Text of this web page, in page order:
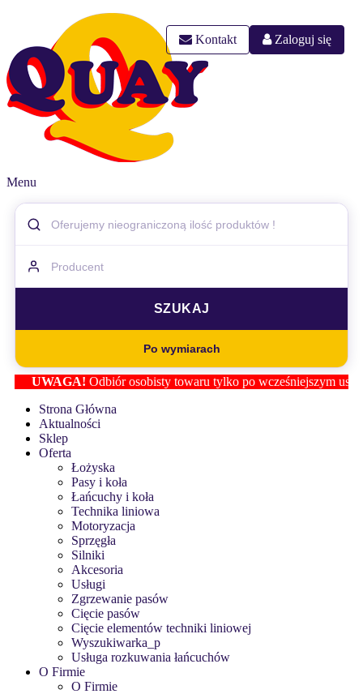
Kontakt Zaloguj się
Menu
Po wymiarach
UWAGA!Odbiór osobisty towaru tylko po wcześniejszym
Strona Główna
Aktualności
Sklep
Oferta
Łożyska
Pasy i koła
Łańcuchy i koła
Technika liniowa
Motoryzacja
Sprzęgła
Silniki
Akcesoria
Usługi
Zgrzewanie pasów
Cięcie pasów
Cięcie elementów techniki liniowej
Wyszukiwarka_p
Usługa rozkuwania łańcuchów
O Firmie
O Firmie